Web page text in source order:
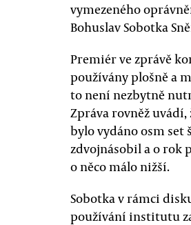
vymezeného
Bohuslav Sobotka
Premiér ve zprávě
používány plošně a
to není nezbytně
Zpráva rovněž uvádí,
bylo vydáno osm set
zdvojnásobil a o rok
o něco málo nižší.
Sobotka v rámci
používání institutu